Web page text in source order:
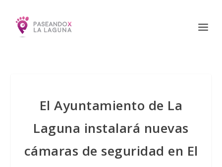
El Ayuntamiento de La
Laguna instalará nuevas
cámaras de seguridad en El